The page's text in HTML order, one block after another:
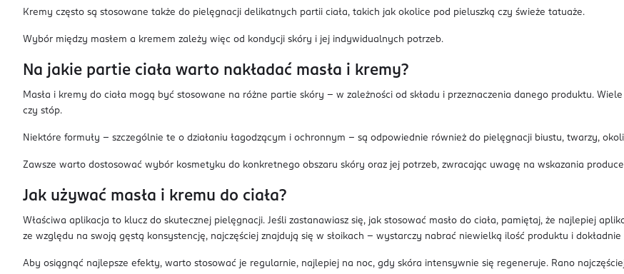
Kremy często są stosowane także do pielęgnacji delikatnych partii ciała, takich jak okolice pod pieluszką czy świeże tatuaże.
Wybór między masłem a kremem zależy więc od kondycji skóry i jej indywidualnych potrzeb.
Na jakie partie ciała warto nakładać masła i kremy?
Masła i kremy do ciała mogą być stosowane na różne partie skóry – w zależności od składu i przeznaczenia danego produktu.
czy stóp.
Niektóre formuły – szczególnie te o działaniu łagodzącym i ochronnym – są odpowiednie również do pielęgnacji biustu, twarzy,
Zawsze warto dostosować wybór kosmetyku do konkretnego obszaru skóry oraz jej potrzeb, zwracając uwagę na wskazania
Jak używać masła i kremu do ciała?
Właściwa aplikacja to klucz do skutecznej pielęgnacji. Jeśli zastanawiasz się, jak stosować masło do ciała, pamiętaj, że najlepiej
ze względu na swoją gęstą konsystencję, najczęściej znajdują się w słoikach – wystarczy nabrać niewielką ilość produktu i
Aby osiągnąć najlepsze efekty, warto stosować je regularnie, najlepiej na noc, gdy skóra intensywnie się regeneruje. Rano